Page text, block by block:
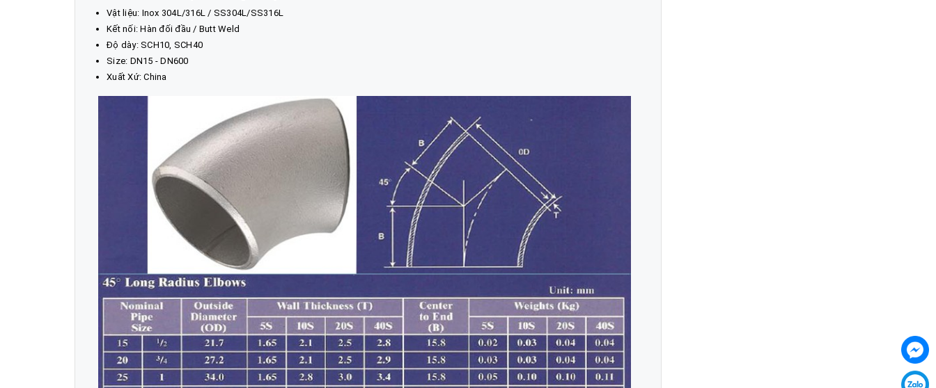
Vật liệu: Inox 304L/316L / SS304L/SS316L
Kết nối: Hàn đối đầu / Butt Weld
Độ dày: SCH10, SCH40
Size: DN15 - DN600
Xuất Xứ: China